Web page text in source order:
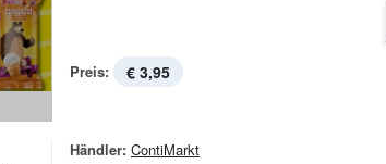
Preis: € 3,95
Händler: ContiMarkt